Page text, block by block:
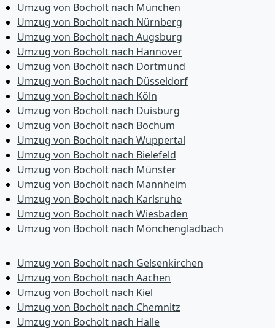
Umzug von Bocholt nach München
Umzug von Bocholt nach Nürnberg
Umzug von Bocholt nach Augsburg
Umzug von Bocholt nach Hannover
Umzug von Bocholt nach Dortmund
Umzug von Bocholt nach Düsseldorf
Umzug von Bocholt nach Köln
Umzug von Bocholt nach Duisburg
Umzug von Bocholt nach Bochum
Umzug von Bocholt nach Wuppertal
Umzug von Bocholt nach Bielefeld
Umzug von Bocholt nach Münster
Umzug von Bocholt nach Mannheim
Umzug von Bocholt nach Karlsruhe
Umzug von Bocholt nach Wiesbaden
Umzug von Bocholt nach Mönchen­gladbach
Umzug von Bocholt nach Gelsenkirchen
Umzug von Bocholt nach Aachen
Umzug von Bocholt nach Kiel
Umzug von Bocholt nach Chemnitz
Umzug von Bocholt nach Halle